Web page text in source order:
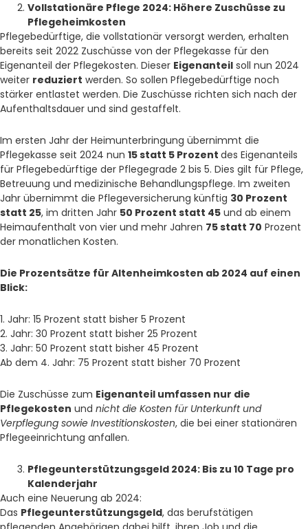
Vollstationäre Pflege 2024: Höhere Zuschüsse zu
Pflegeheimkosten
Pflegebedürftige, die vollstationär versorgt werden, erhalten
bereits seit 2022 Zuschüsse von der Pflegekasse für den
Eigenanteil der Pflegekosten. Dieser Eigenanteil soll nun 2024
weiter reduziert werden. So sollen Pflegebedürftige noch
stärker entlastet werden. Die Zuschüsse richten sich nach der
Aufenthaltsdauer und sind gestaffelt.
Im ersten Jahr der Heimunterbringung übernimmt die
Pflegekasse seit 2024 nun 15 statt 5 Prozent des Eigenanteils
für Pflegebedürftige der Pflegegrade 2 bis 5. Dies gilt für Pflege,
Betreuung und medizinische Behandlungspflege. Im zweiten
Jahr übernimmt die Pflegeversicherung künftig 30 Prozent
statt 25, im dritten Jahr 50 Prozent statt 45 und ab einem
Heimaufenthalt von vier und mehr Jahren 75 statt 70 Prozent
der monatlichen Kosten.
Die Prozentsätze für Altenheimkosten ab 2024 auf einen
Blick:
1. Jahr: 15 Prozent statt bisher 5 Prozent
2. Jahr: 30 Prozent statt bisher 25 Prozent
3. Jahr: 50 Prozent statt bisher 45 Prozent
Ab dem 4. Jahr: 75 Prozent statt bisher 70 Prozent
Die Zuschüsse zum Eigenanteil umfassen nur die
Pflegekosten und nicht die Kosten für Unterkunft und
Verpflegung sowie Investitionskosten, die bei einer stationären
Pflegeeinrichtung anfallen.
Pflegeunterstützungsgeld 2024: Bis zu 10 Tage pro
Kalenderjahr
Auch eine Neuerung ab 2024:
Das Pflegeunterstützungsgeld, das berufstätigen